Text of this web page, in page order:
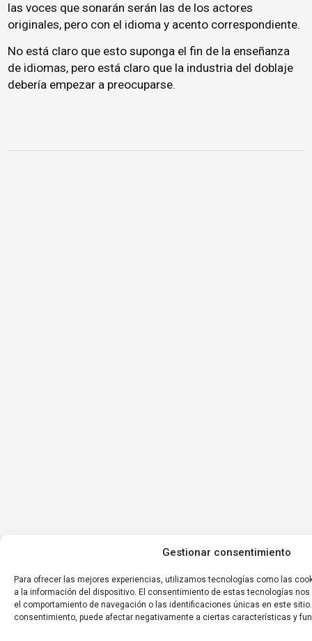
Gestionar consentimiento
Para ofrecer las mejores experiencias, utilizamos tecnologías como las
a la información del dispositivo. El consentimiento de estas tecnologías
el comportamiento de navegación o las identificaciones únicas en este
consentimiento, puede afectar negativamente a ciertas características y
las voces que sonarán serán las de los actores
originales, pero con el idioma y acento correspondiente.
No está claro que esto suponga el fin de la enseñanza
de idiomas, pero está claro que la industria del doblaje
debería empezar a preocuparse.